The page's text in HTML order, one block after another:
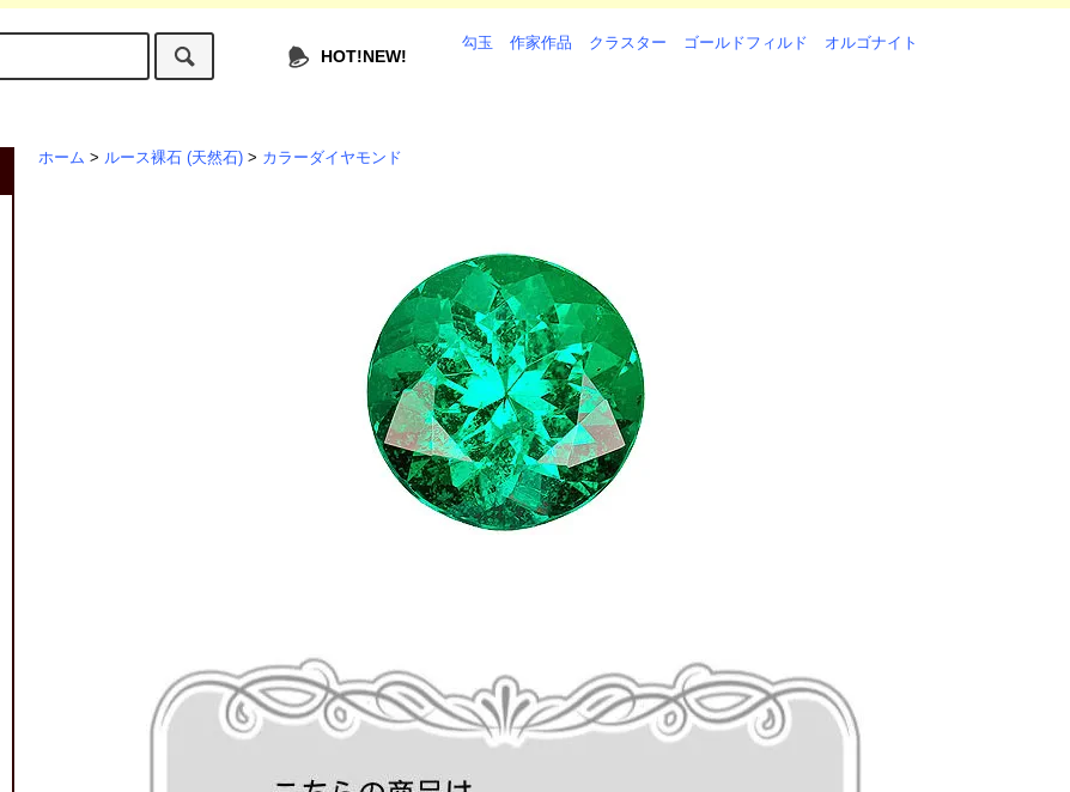
HOT!NEW!
勾玉 作家作品 クラスター ゴールドフィルド オルゴナイト
ホーム > ルース裸石 (天然石) > カラーダイヤモンド